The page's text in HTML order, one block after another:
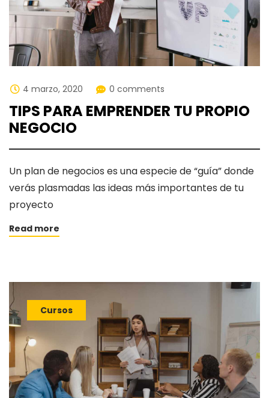
4 marzo, 2020 0 comments
TIPS PARA EMPRENDER TU PROPIO
NEGOCIO
Un plan de negocios es una especie de “guía” donde
verás plasmadas las ideas más importantes de tu
proyecto
Read more
Cursos